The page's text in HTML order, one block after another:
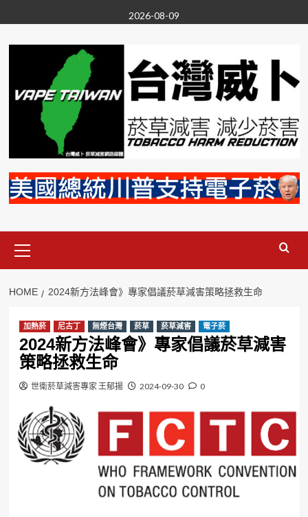
to
content
2026-08-09
Menu
HOME 2024新方法峰會》專家倡議菸草減害策略拯救生命
加熱菸 尼古丁 無煙台灣 菸草 菸草減害 電子菸
2024新方法峰會》專家倡議菸草減害
策略拯救生命
世衛菸草減害專家 王郁揚 2024-09-30 0